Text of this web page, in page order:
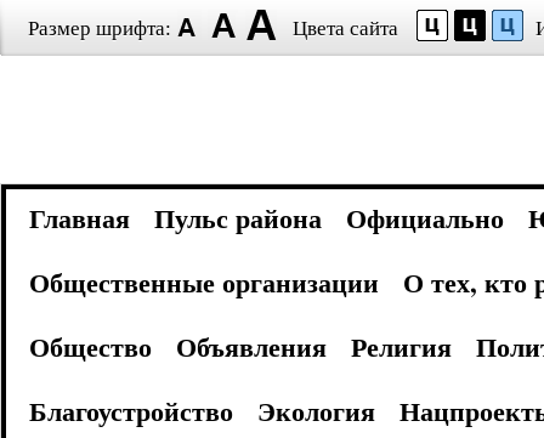
Размер шрифта: Цвета сайта
Главная Пульс района Официально
Общественные организации
О тех, кто
Общество
Объявления Религия
Благоустройство
Экология